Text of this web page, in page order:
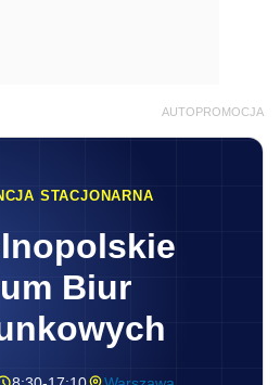
AUTOPROMOCJA
STACJONARNA
Biur